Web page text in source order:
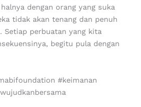
dengan orang yang suka
tidak akan tenang dan penuh
Setiap perbuatan yang kita
begitu pula dengan
#keimanan